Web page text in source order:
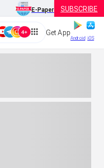
E-Paper SUBSCRIBE
Get App
Android iOS